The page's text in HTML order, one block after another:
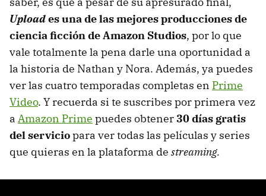
Uploades una de las mejores producciones de
ciencia ficción de Amazon Studios, por lo que
vale totalmente la pena darle una oportunidad a
la historia de Nathan y Nora. Además, ya puedes
ver las cuatro temporadas completas en Prime
Video. Y recuerda si te suscribes por primera vez
a Amazon Prime puedes obtener30 días gratis
del serviciopara ver todas las películas y series
que quieras en la plataforma de streaming.